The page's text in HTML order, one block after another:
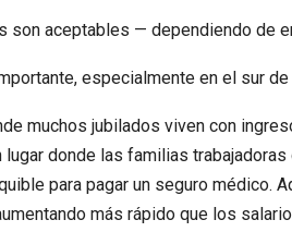
son aceptables — dependiendo de
especialmente en el sur de
muchos jubilados viven con
lugar donde las familias
para pagar un seguro médico.
más rápido que los